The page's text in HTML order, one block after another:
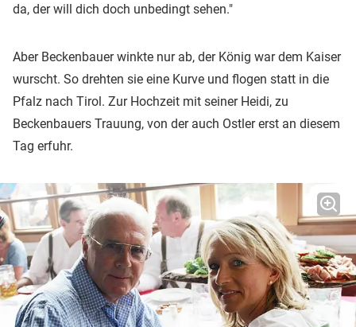
da, der will dich doch unbedingt sehen."
Aber Beckenbauer winkte nur ab, der König war dem Kaiser
wurscht. So drehten sie eine Kurve und flogen statt in die
Pfalz nach Tirol. Zur Hochzeit mit seiner Heidi, zu
Beckenbauers Trauung, von der auch Ostler erst an diesem
Tag erfuhr.